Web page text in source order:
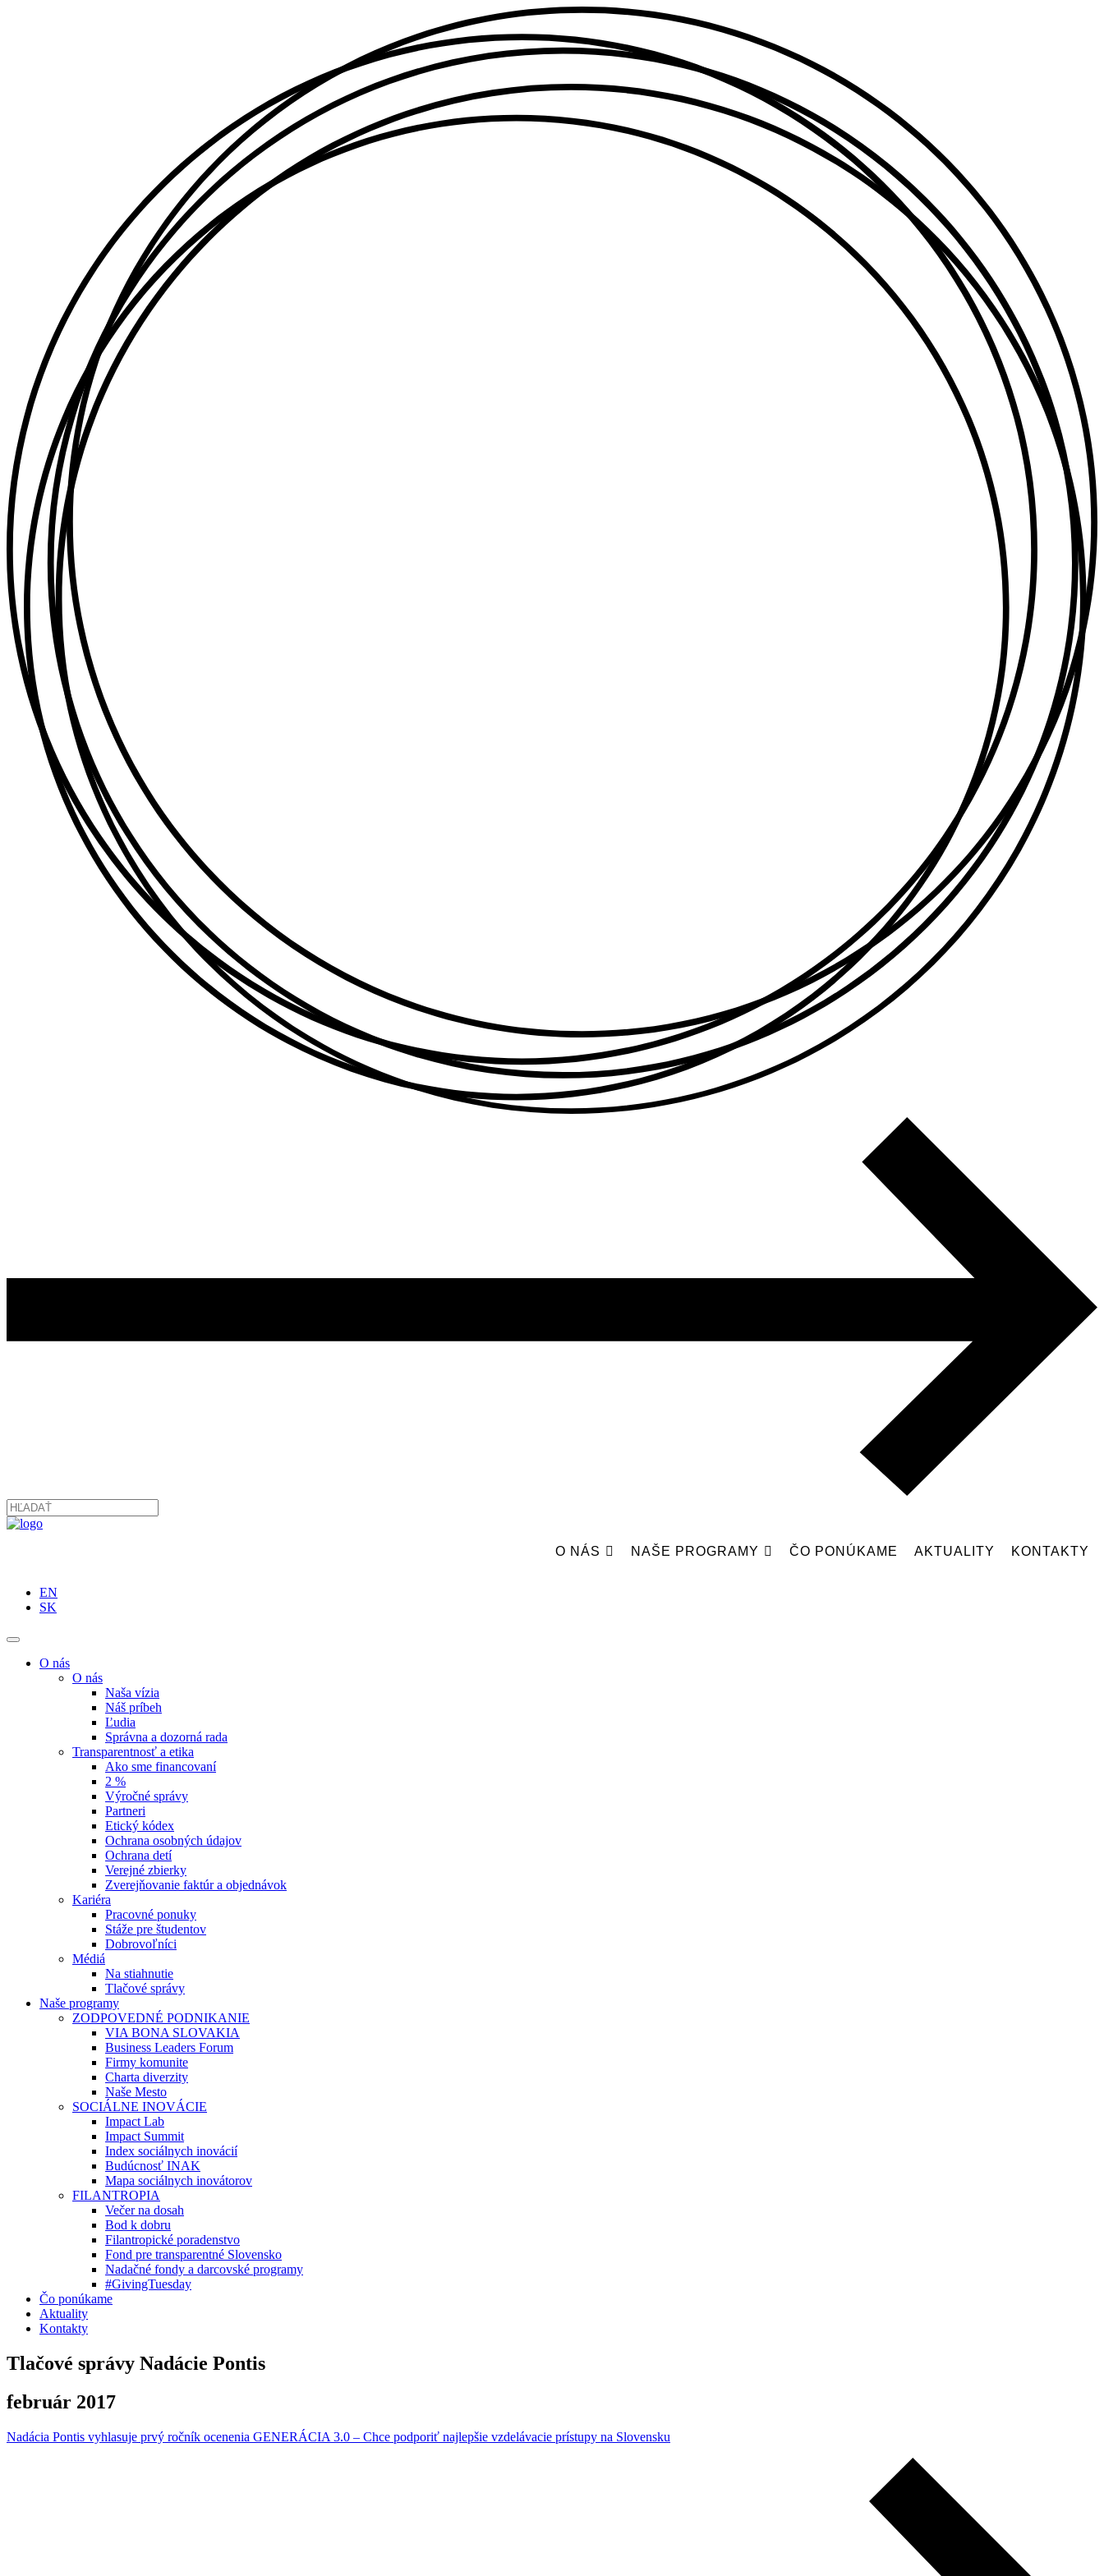
O NÁS NAŠE PROGRAMY ČO PONÚKAME AKTUALITY KONTAKTY
EN
SK
O nás
O nás
Naša vízia
Náš príbeh
Ľudia
Správna a dozorná rada
Transparentnosť a etika
Ako sme financovaní
2 %
Výročné správy
Partneri
Etický kódex
Ochrana osobných údajov
Ochrana detí
Verejné zbierky
Zverejňovanie faktúr a objednávok
Kariéra
Pracovné ponuky
Stáže pre študentov
Dobrovoľníci
Médiá
Na stiahnutie
Tlačové správy
Naše programy
ZODPOVEDNÉ PODNIKANIE
VIA BONA SLOVAKIA
Business Leaders Forum
Firmy komunite
Charta diverzity
Naše Mesto
SOCIÁLNE INOVÁCIE
Impact Lab
Impact Summit
Index sociálnych inovácií
Budúcnosť INAK
Mapa sociálnych inovátorov
FILANTROPIA
Večer na dosah
Bod k dobru
Filantropické poradenstvo
Fond pre transparentné Slovensko
Nadačné fondy a darcovské programy
#GivingTuesday
Čo ponúkame
Aktuality
Kontakty
Tlačové správy Nadácie Pontis
február 2017
Nadácia Pontis vyhlasuje prvý ročník ocenenia GENERÁCIA 3.0 – Chce podporiť najlepšie vzdelávacie prístupy na Slovensku